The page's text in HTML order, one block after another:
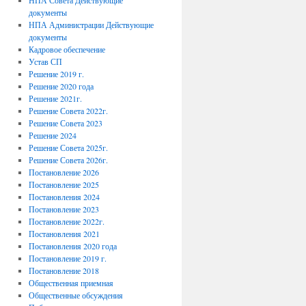
документы
НПА Администрации Действующие
документы
Кадровое обеспечение
Устав СП
Решение 2019 г.
Решение 2020 года
Решение 2021г.
Решение Совета 2022г.
Решение Совета 2023
Решение 2024
Решение Совета 2025г.
Решение Совета 2026г.
Постановление 2026
Постановление 2025
Постановления 2024
Постановление 2023
Постановление 2022г.
Постановления 2021
Постановления 2020 года
Постановление 2019 г.
Постановление 2018
Общественная приемная
Общественные обсуждения